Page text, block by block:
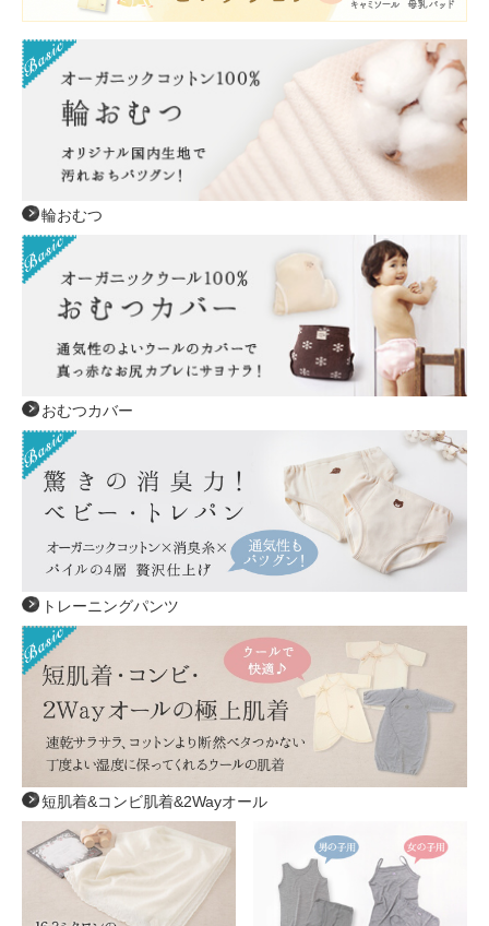
輪おむつ
おむつカバー
トレーニングパンツ
短肌着&コンビ肌着&2Wayオール